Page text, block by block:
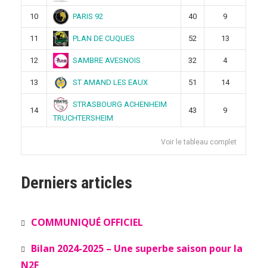
10 PARIS 92 40 9
11 PLAN DE CUQUES 52 13
12 SAMBRE AVESNOIS 32 4
13 ST AMAND LES EAUX 51 14
14
STRASBOURG ACHENHEIM
TRUCHTERSHEIM
43 9
Voir le tableau complet
Derniers articles
COMMUNIQUÉ OFFICIEL
Bilan 2024-2025 – Une superbe saison pour la
N2F